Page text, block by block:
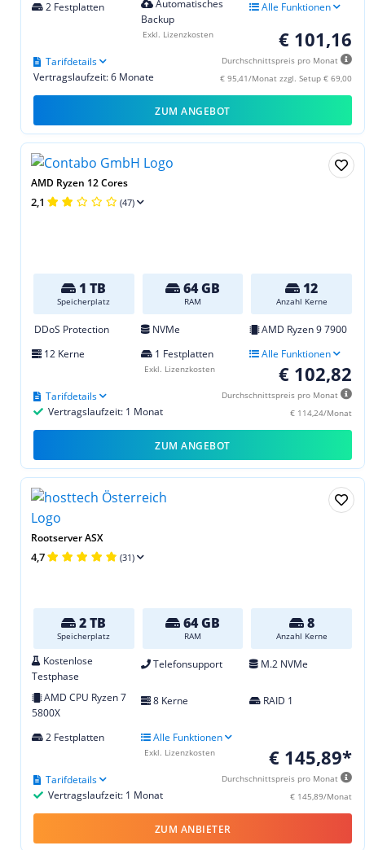
2 Festplatten
Automatisches
Backup
Alle Funktionen
€ 101,16
Durchschnittspreis pro Monat
€ 95,41/Monat zzgl. Setup € 69,00
Vertragslaufzeit: 6 Monate
Tarifdetails
Exkl. Lizenzkosten
ZUM ANGEBOT
AMD Ryzen 12 Cores
2,1 (47)
1 TB
Speicherplatz
64 GB
RAM
12
Anzahl Kerne
DDoS Protection NVMe
AMD Ryzen 9 7900
12 Kerne
1 Festplatten Alle Funktionen
€ 102,82
Durchschnittspreis pro Monat
€ 114,24/Monat
Vertragslaufzeit: 1 Monat
Tarifdetails
Exkl. Lizenzkosten
ZUM ANGEBOT
Rootserver ASX
4,7 (31)
2 TB
Speicherplatz
64 GB
RAM
8
Anzahl Kerne
Kostenlose
Testphase
Telefonsupport M.2 NVMe
AMD CPU Ryzen 7
5800X
8 Kerne RAID 1
2 Festplatten Alle Funktionen
€ 145,89*
Durchschnittspreis pro Monat
€ 145,89/Monat
Vertragslaufzeit: 1 Monat
Tarifdetails
Exkl. Lizenzkosten
ZUM ANBIETER